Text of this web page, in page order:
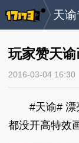
天
玩家赞天谕
2016-03-04 16:30
#天谕#
都没开高特效